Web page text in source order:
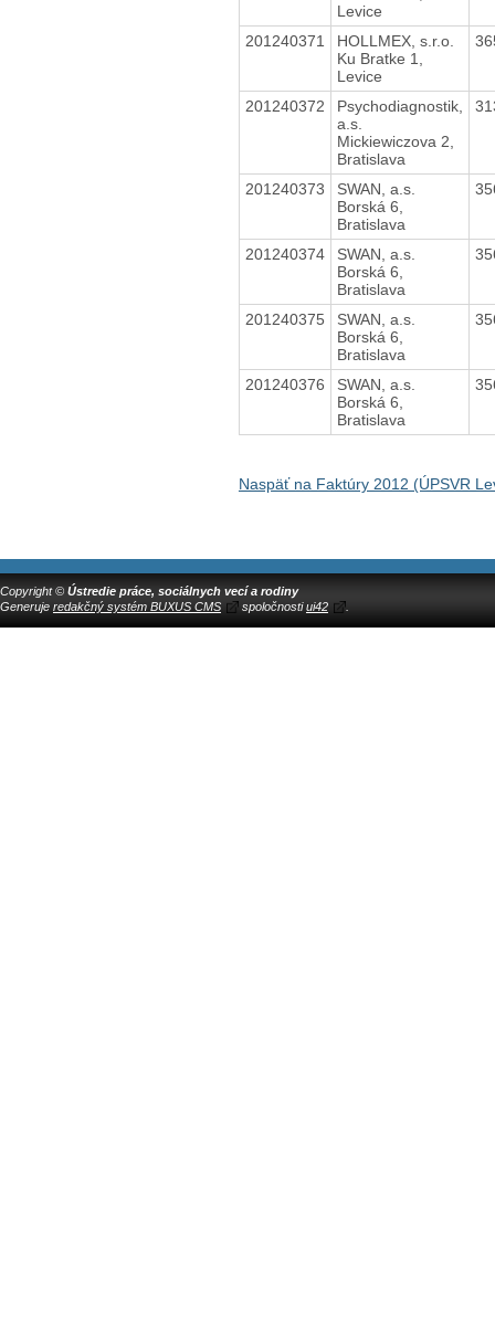
Levice
201240371
HOLLMEX, s.r.o.
Ku Bratke 1,
Levice
201240372
Psychodiagnostik,
a.s.
Mickiewiczova 2,
Bratislava
201240373
SWAN, a.s.
Borská 6,
Bratislava
201240374
SWAN, a.s.
Borská 6,
Bratislava
201240375
SWAN, a.s.
Borská 6,
Bratislava
201240376
SWAN, a.s.
Borská 6,
Bratislava
Naspäť na Faktúry 2012 (ÚPSVR
Copyright © Ústredie práce, sociálnych vecí a rodiny
Generuje redakčný systém BUXUS CMS spoločnostiui42